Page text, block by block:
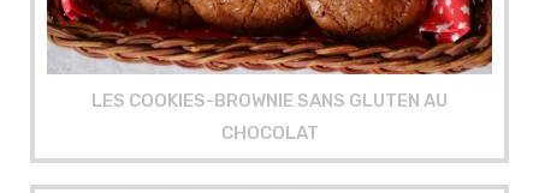
LES COOKIES-BROWNIE SANS GLUTEN AU
CHOCOLAT